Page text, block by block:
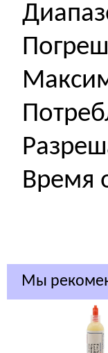
Время
Мы